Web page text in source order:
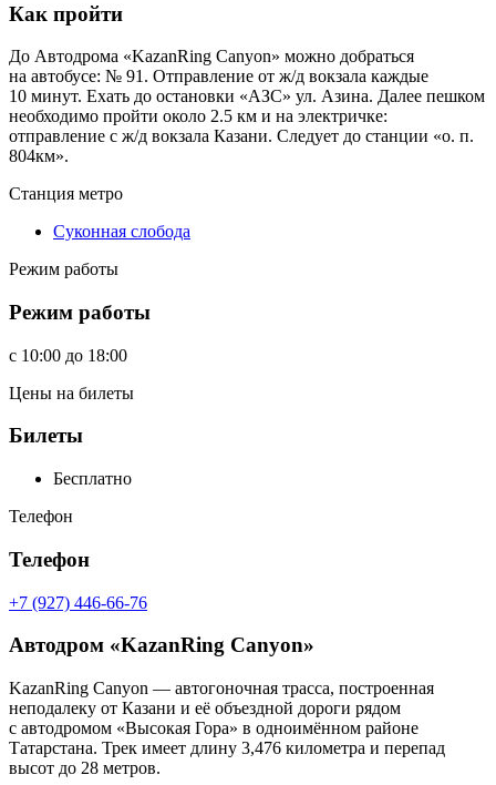
Как пройти
До Автодрома «KazanRing Canyon» можно добраться
на автобусе: № 91. Отправление от ж/д вокзала каждые
10 минут. Ехать до остановки «АЗС» ул. Азина. Далее пешком
необходимо пройти около 2.5 км и на электричке:
отправление с ж/д вокзала Казани. Следует до станции «о. п.
804км».
Станция метро
Суконная слобода
Режим работы
Режим работы
c 10:00 до 18:00
Цены на билеты
Билеты
Бесплатно
Телефон
Телефон
+7 (927) 446-66-76
Автодром «KazanRing Canyon»
KazanRing Canyon — автогоночная трасса, построенная
неподалеку от Казани и её объездной дороги рядом
с автодромом «Высокая Гора» в одноимённом районе
Татарстана. Трек имеет длину 3,476 километра и перепад
высот до 28 метров.